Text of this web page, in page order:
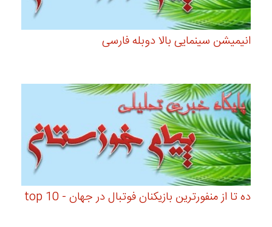
انیمیشن سینمایی بالا دوبله فارسی
ده تا از منفورترین بازیکنان فوتبال در جهان - top 10